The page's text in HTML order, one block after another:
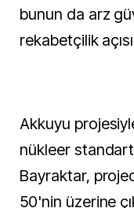
bunun da arz
rekabetçilik
Akkuyu
nükleer
Bayraktar,
50'nin üzerine